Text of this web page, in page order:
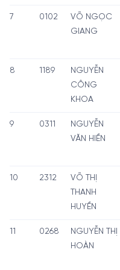
7 0102
VÕ NGỌC
GIANG
8 1189
NGUYỄN
CÔNG
KHOA
9 0311
NGUYỄN
VĂN HIỀN
10 2312
VÕ THỊ
THANH
HUYỀN
11 0268
NGUYỄN THỊ
HOÀN